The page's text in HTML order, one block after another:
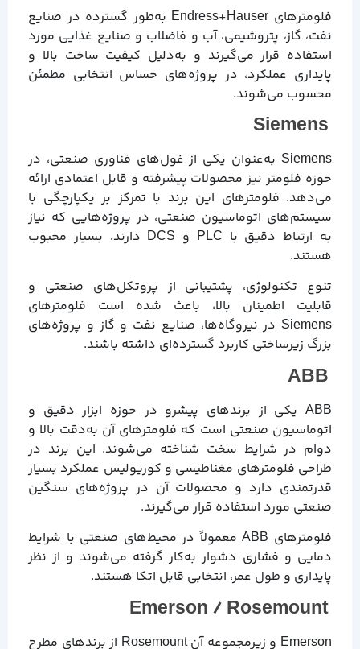
فلومترهای Endress+Hauser به‌طور گسترده در صنایع
نفت، گاز، پتروشیمی، آب و فاضلاب و صنایع غذایی مورد
استفاده قرار می‌گیرند و به‌دلیل کیفیت ساخت بالا و
پایداری عملکرد، در پروژه‌های حساس انتخابی مطمئن
محسوب می‌شوند.
Siemens به‌عنوان یکی از غول‌های فناوری صنعتی، در
حوزه فلومتر نیز محصولات پیشرفته و قابل اعتمادی ارائه
می‌دهد. فلومترهای این برند با تمرکز بر یکپارچگی با
سیستم‌های اتوماسیون صنعتی، در پروژه‌هایی که نیاز
به ارتباط دقیق با PLC و DCS دارند، بسیار محبوب
هستند.
تنوع تکنولوژی، پشتیبانی از پروتکل‌های صنعتی و
قابلیت اطمینان بالا، باعث شده است فلومترهای
Siemens در نیروگاه‌ها، صنایع نفت و گاز و پروژه‌های
بزرگ زیرساختی کاربرد گسترده‌ای داشته باشند.
ABB یکی از برندهای پیشرو در حوزه ابزار دقیق و
اتوماسیون صنعتی است که فلومترهای آن به‌دقت بالا و
دوام در شرایط سخت شناخته می‌شوند. این برند در
طراحی فلومترهای مغناطیسی و کوریولیس عملکرد بسیار
قدرتمندی دارد و محصولات آن در پروژه‌های سنگین
صنعتی مورد استفاده قرار می‌گیرند.
فلومترهای ABB معمولاً در محیط‌های صنعتی با شرایط
دمایی و فشاری دشوار به‌کار گرفته می‌شوند و از نظر
پایداری و طول عمر، انتخابی قابل اتکا هستند.
Emerson و زیرمجموعه آن Rosemount از برندهای مطرح